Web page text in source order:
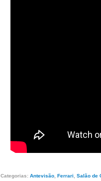
Categorias: Antevisão Ferrari Salão de